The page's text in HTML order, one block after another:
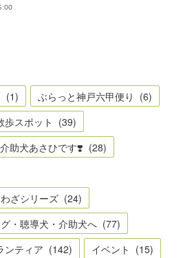
(1) ぶらっと神戸六甲便り (6)
歩スポット (39)
介助犬あさひです❣️ (28)
ざシリーズ (24)
・聴導犬・介助犬へ (77)
ンティア (142) イベント (15)